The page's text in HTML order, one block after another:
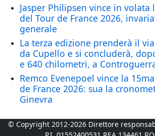
Jasper Philipsen vince in volata
del Tour de France 2026,
generale
La terza edizione prenderà il
da Cupello e si concluderà,
e 640 chilometri, a
Remco Evenepoel vince la
de France 2026: sua la
Ginevra
© Copyright 2012-2026 Direttore